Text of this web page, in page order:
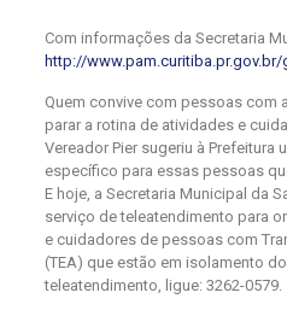
Com informações da Secretaria
http://
Quem convive com pessoas com
parar a rotina de atividades e
Vereador Pier sugeriu à Prefeitura
específico para essas pessoas
E hoje, a Secretaria Municipal da
serviço de teleatendimento para
e cuidadores de pessoas com
(TEA) que estão em isolamento
teleatendimento, ligue: 3262-0579.